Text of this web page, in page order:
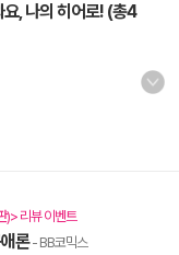
, 나의 히어로! (총4
)> 리뷰 이벤트
론- BB코믹스